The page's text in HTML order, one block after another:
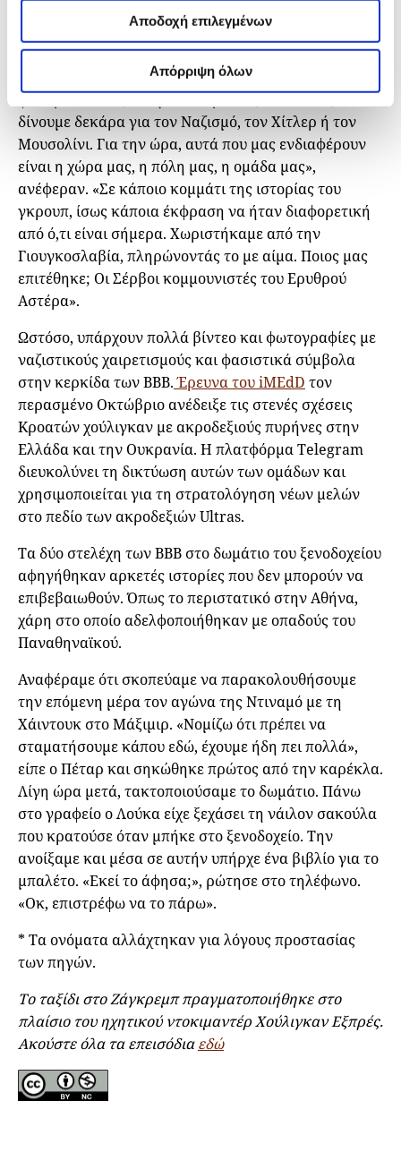
Αποδοχή επιλεγμένων
Απόρριψη όλων
κόστος, και θα κάνουμε τα πάντα για να το
πετύχουμε».
Τα δύο μέλη των BBB αρνήθηκαν ότι το γκρουπ είναι
φυτώριο νεοναζί. «Είμαστε Κροάτες εθνικιστές. Δεν
δίνουμε δεκάρα για τον Ναζισμό, τον Χίτλερ ή τον
Μουσολίνι. Για την ώρα, αυτά που μας ενδιαφέρουν
είναι η χώρα μας, η πόλη μας, η ομάδα μας»,
ανέφεραν. «Σε κάποιο κομμάτι της ιστορίας του
γκρουπ, ίσως κάποια έκφραση να ήταν διαφορετική
από ό,τι είναι σήμερα. Χωριστήκαμε από την
Γιουγκοσλαβία, πληρώνοντάς το με αίμα. Ποιος μας
επιτέθηκε; Οι Σέρβοι κομμουνιστές του Ερυθρού
Αστέρα».
Ωστόσο, υπάρχουν πολλά βίντεο και φωτογραφίες με
ναζιστικούς χαιρετισμούς και φασιστικά σύμβολα
στην κερκίδα των BBB.Έρευνα του iMEdD τον
περασμένο Οκτώβριο ανέδειξε τις στενές σχέσεις
Κροατών χούλιγκαν με ακροδεξιούς πυρήνες στην
Ελλάδα και την Ουκρανία. Η πλατφόρμα Telegram
διευκολύνει τη δικτύωση αυτών των ομάδων και
χρησιμοποιείται για τη στρατολόγηση νέων μελών
στο πεδίο των ακροδεξιών Ultras.
Τα δύο στελέχη των BBB στο δωμάτιο του ξενοδοχείου
αφηγήθηκαν αρκετές ιστορίες που δεν μπορούν να
επιβεβαιωθούν. Όπως το περιστατικό στην Αθήνα,
χάρη στο οποίο αδελφοποιήθηκαν με οπαδούς του
Παναθηναϊκού.
Αναφέραμε ότι σκοπεύαμε να παρακολουθήσουμε
την επόμενη μέρα τον αγώνα της Ντιναμό με τη
Χάιντουκ στο Μάξιμιρ. «Νομίζω ότι πρέπει να
σταματήσουμε κάπου εδώ, έχουμε ήδη πει πολλά»,
είπε ο Πέταρ και σηκώθηκε πρώτος από την καρέκλα.
Λίγη ώρα μετά, τακτοποιούσαμε το δωμάτιο. Πάνω
στο γραφείο ο Λούκα είχε ξεχάσει τη νάιλον σακούλα
που κρατούσε όταν μπήκε στο ξενοδοχείο. Την
ανοίξαμε και μέσα σε αυτήν υπήρχε ένα βιβλίο για το
μπαλέτο. «Εκεί το άφησα;», ρώτησε στο τηλέφωνο.
«Οκ, επιστρέφω να το πάρω».
* Τα ονόματα αλλάχτηκαν για λόγους προστασίας
των πηγών.
Το ταξίδι στο Ζάγκρεμπ πραγματοποιήθηκε στο
πλαίσιο του ηχητικού ντοκιμαντέρ Χούλιγκαν Εξπρές.
Ακούστε όλα τα επεισόδιαεδώ